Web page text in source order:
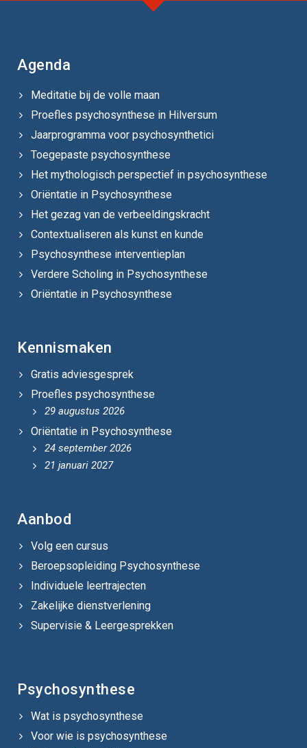
Agenda
Meditatie bij de volle maan
Proefles psychosynthese in Hilversum
Jaarprogramma voor psychosynthetici
Toegepaste psychosynthese
Het mythologisch perspectief in psychosynthese
Oriëntatie in Psychosynthese
Het gezag van de verbeeldingskracht
Contextualiseren als kunst en kunde
Psychosynthese interventieplan
Verdere Scholing in Psychosynthese
Oriëntatie in Psychosynthese
Kennismaken
Gratis adviesgesprek
Proefles psychosynthese
29 augustus 2026
Oriëntatie in Psychosynthese
24 september 2026
21 januari 2027
Aanbod
Volg een cursus
Beroepsopleiding Psychosynthese
Individuele leertrajecten
Zakelijke dienstverlening
Supervisie & Leergesprekken
Psychosynthese
Wat is psychosynthese
Voor wie is psychosynthese